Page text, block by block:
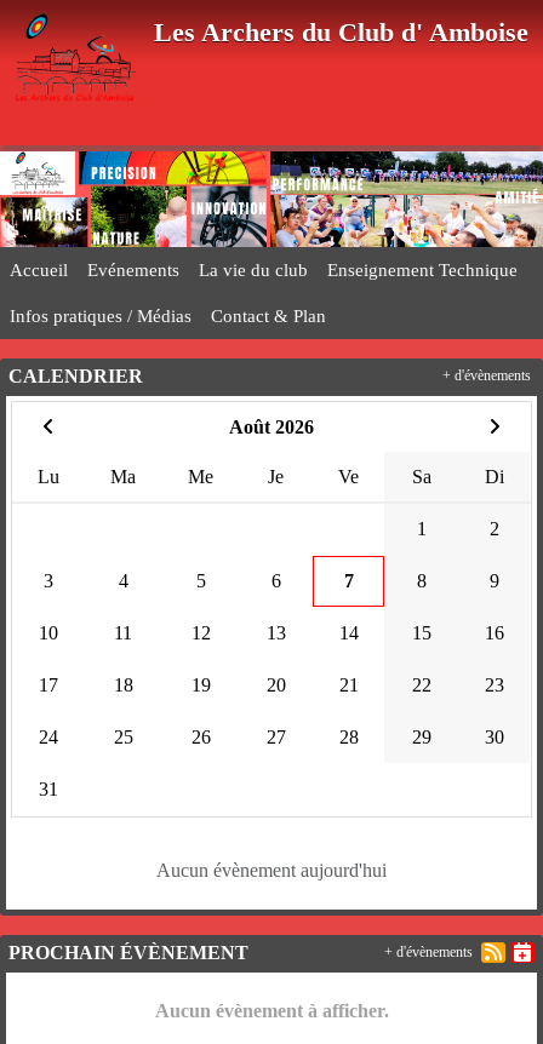
Les Archers du Club d' Amboise
Accueil Evénements La vie du club Enseignement Technique
Infos pratiques / Médias Contact & Plan
CALENDRIER
Août 2026
Lu Ma Me Je Ve Sa Di
1 2
3 4 5 6 7 8 9
10 11 12 13 14 15 16
17 18 19 20 21 22 23
24 25 26 27 28 29 30
31
Aucun évènement aujourd'hui
+ d'évènements
PROCHAIN ÉVÈNEMENT
Aucun évènement à afficher.
+ d'évènements
Panneau de gestion des cookies